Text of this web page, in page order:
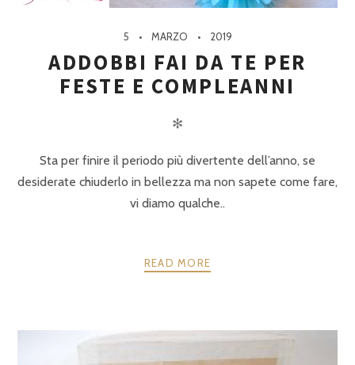
5 MARZO 2019
ADDOBBI FAI DA TE PER
FESTE E COMPLEANNI
✻
Sta per finire il periodo più divertente dell’anno, se
desiderate chiuderlo in bellezza ma non sapete come fare,
vi diamo qualche..
READ MORE